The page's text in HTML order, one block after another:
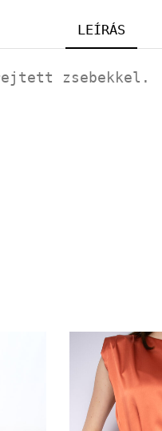
LEÍRÁS
zsebekkel.